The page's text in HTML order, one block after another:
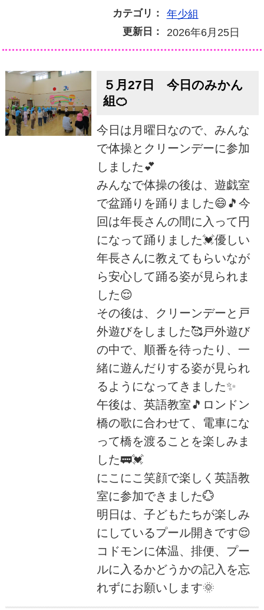
カテゴリ： 年少組
更新日： 2026年6月25日
５月27日 今日のみかん
組🍊
今日は月曜日なので、みんな
で体操とクリーンデーに参加
しました💕
みんなで体操の後は、遊戯室
で盆踊りを踊りました😄🎵今
回は年長さんの間に入って円
になって踊りました💓優しい
年長さんに教えてもらいなが
ら安心して踊る姿が見られま
した😌
その後は、クリーンデーと戸
外遊びをしました🥰戸外遊び
の中で、順番を待ったり、一
緒に遊んだりする姿が見られ
るようになってきました✨
午後は、英語教室🎵ロンドン
橋の歌に合わせて、電車にな
って橋を渡ることを楽しみま
した🚃💓
にこにこ笑顔で楽しく英語教
室に参加できました💮
明日は、子どもたちが楽しみ
にしているプール開きです😌
コドモンに体温、排便、プー
ルに入るかどうかの記入を忘
れずにお願いします🌞